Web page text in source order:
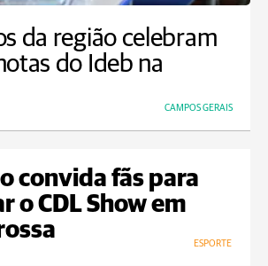
da região celebram
do Ideb na
CAMPOS GERAIS
convida fãs para
o CDL Show em
ESPORTE